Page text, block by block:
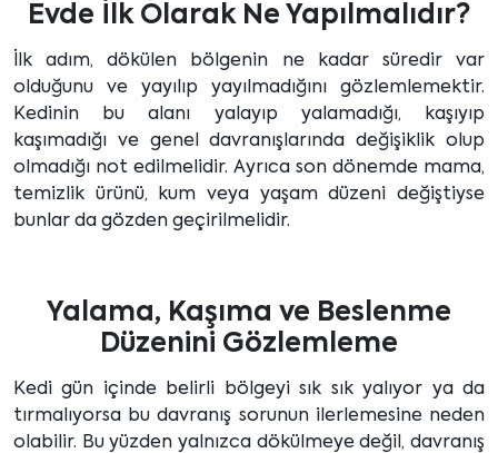
Evde İlk Olarak Ne Yapılmalıdır?
İlk adım, dökülen bölgenin ne kadar süredir var
olduğunu ve yayılıp yayılmadığını gözlemlemektir.
Kedinin bu alanı yalayıp yalamadığı, kaşıyıp
kaşımadığı ve genel davranışlarında değişiklik olup
olmadığı not edilmelidir. Ayrıca son dönemde mama,
temizlik ürünü, kum veya yaşam düzeni değiştiyse
bunlar da gözden geçirilmelidir.
Yalama, Kaşıma ve Beslenme
Düzenini Gözlemleme
Kedi gün içinde belirli bölgeyi sık sık yalıyor ya da
tırmalıyorsa bu davranış sorunun ilerlemesine neden
olabilir. Bu yüzden yalnızca dökülmeye değil, davranış